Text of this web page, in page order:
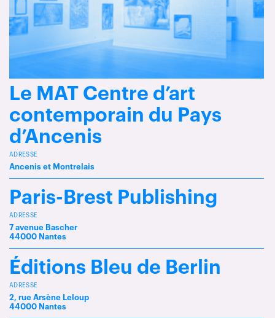
Le MAT Centre d’art
contemporain du Pays
d’Ancenis
ADRESSE
Ancenis et Montrelais
Paris-Brest Publishing
ADRESSE
7 avenue Bascher
44000 Nantes
Éditions Bleu de Berlin
ADRESSE
2, rue Arsène Leloup
44000 Nantes